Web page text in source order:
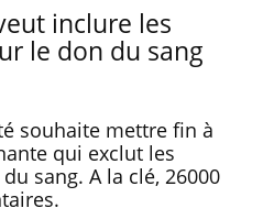
inclure les
le don du sang
souhaite mettre fin à
qui exclut les
sang. A la clé, 26000